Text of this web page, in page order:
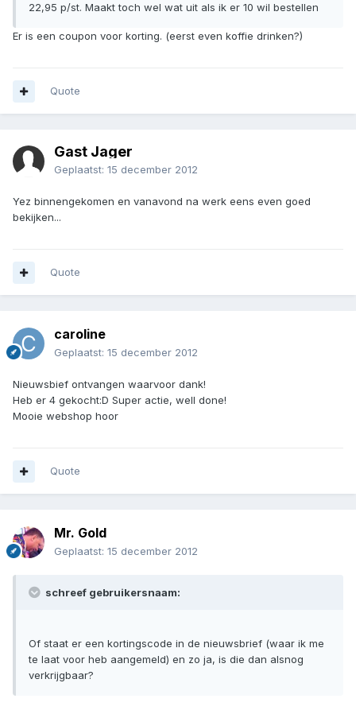
22,95 p/st. Maakt toch wel wat uit als ik er 10 wil bestellen
Er is een coupon voor korting. (eerst even koffie drinken?)
Quote
Gast Jager
Geplaatst: 15 december 2012
Yez binnengekomen en vanavond na werk eens even goed
bekijken...
Quote
caroline
Geplaatst: 15 december 2012
Nieuwsbief ontvangen waarvoor dank!
Heb er 4 gekocht:D Super actie, well done!
Mooie webshop hoor
Quote
Mr. Gold
Geplaatst: 15 december 2012
schreef gebruikersnaam:
Of staat er een kortingscode in de nieuwsbrief (waar ik me
te laat voor heb aangemeld) en zo ja, is die dan alsnog
verkrijgbaar?